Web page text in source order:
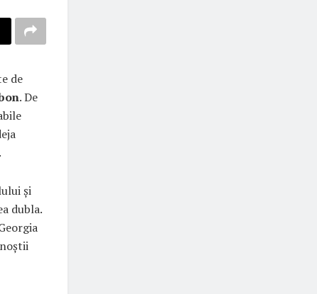
de
. De
și
dubla.